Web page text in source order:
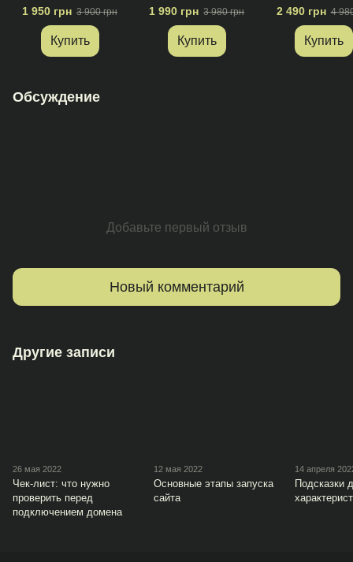
Черный
1 950 грн 3 900 грн
Купить
Черный
1 990 грн 3 980 грн
Купить
Черный
2 490 грн 4
Купить
Обсуждение
Добавьте первый отзыв
Новый комментарий
Другие записи
26 мая 2022
Чек-лист: что нужно
проверить перед
подключением домена
12 мая 2022
Основные этапы запуска
сайта
14 апреля
Подсказки